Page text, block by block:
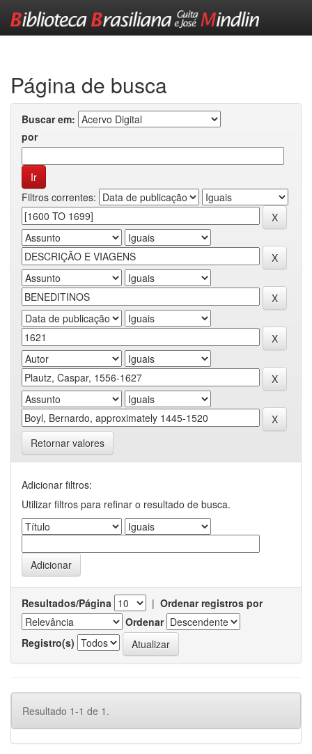
Página de busca
Buscar em:
por
Filtros correntes:
Retornar valores
Adicionar filtros:
Utilizar filtros para refinar o resultado de busca.
Resultados/Página | Ordenar registros por
Ordenar
Registro(s)
Resultado 1-1 de 1.